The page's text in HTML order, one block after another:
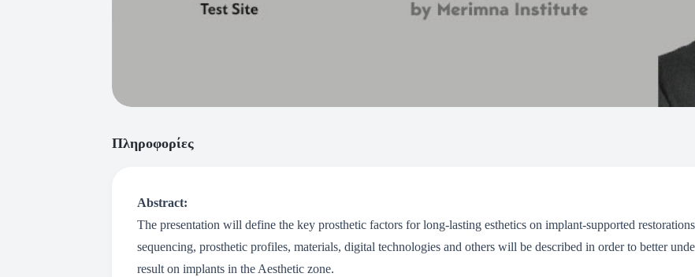
Πληροφορίες
Abstract:
The presentation will define the key prosthetic factors for long-lasting esthetics on implant-supported
sequencing, prosthetic profiles, materials, digital technologies and others will be described in order to better
result on implants in the Aesthetic zone.